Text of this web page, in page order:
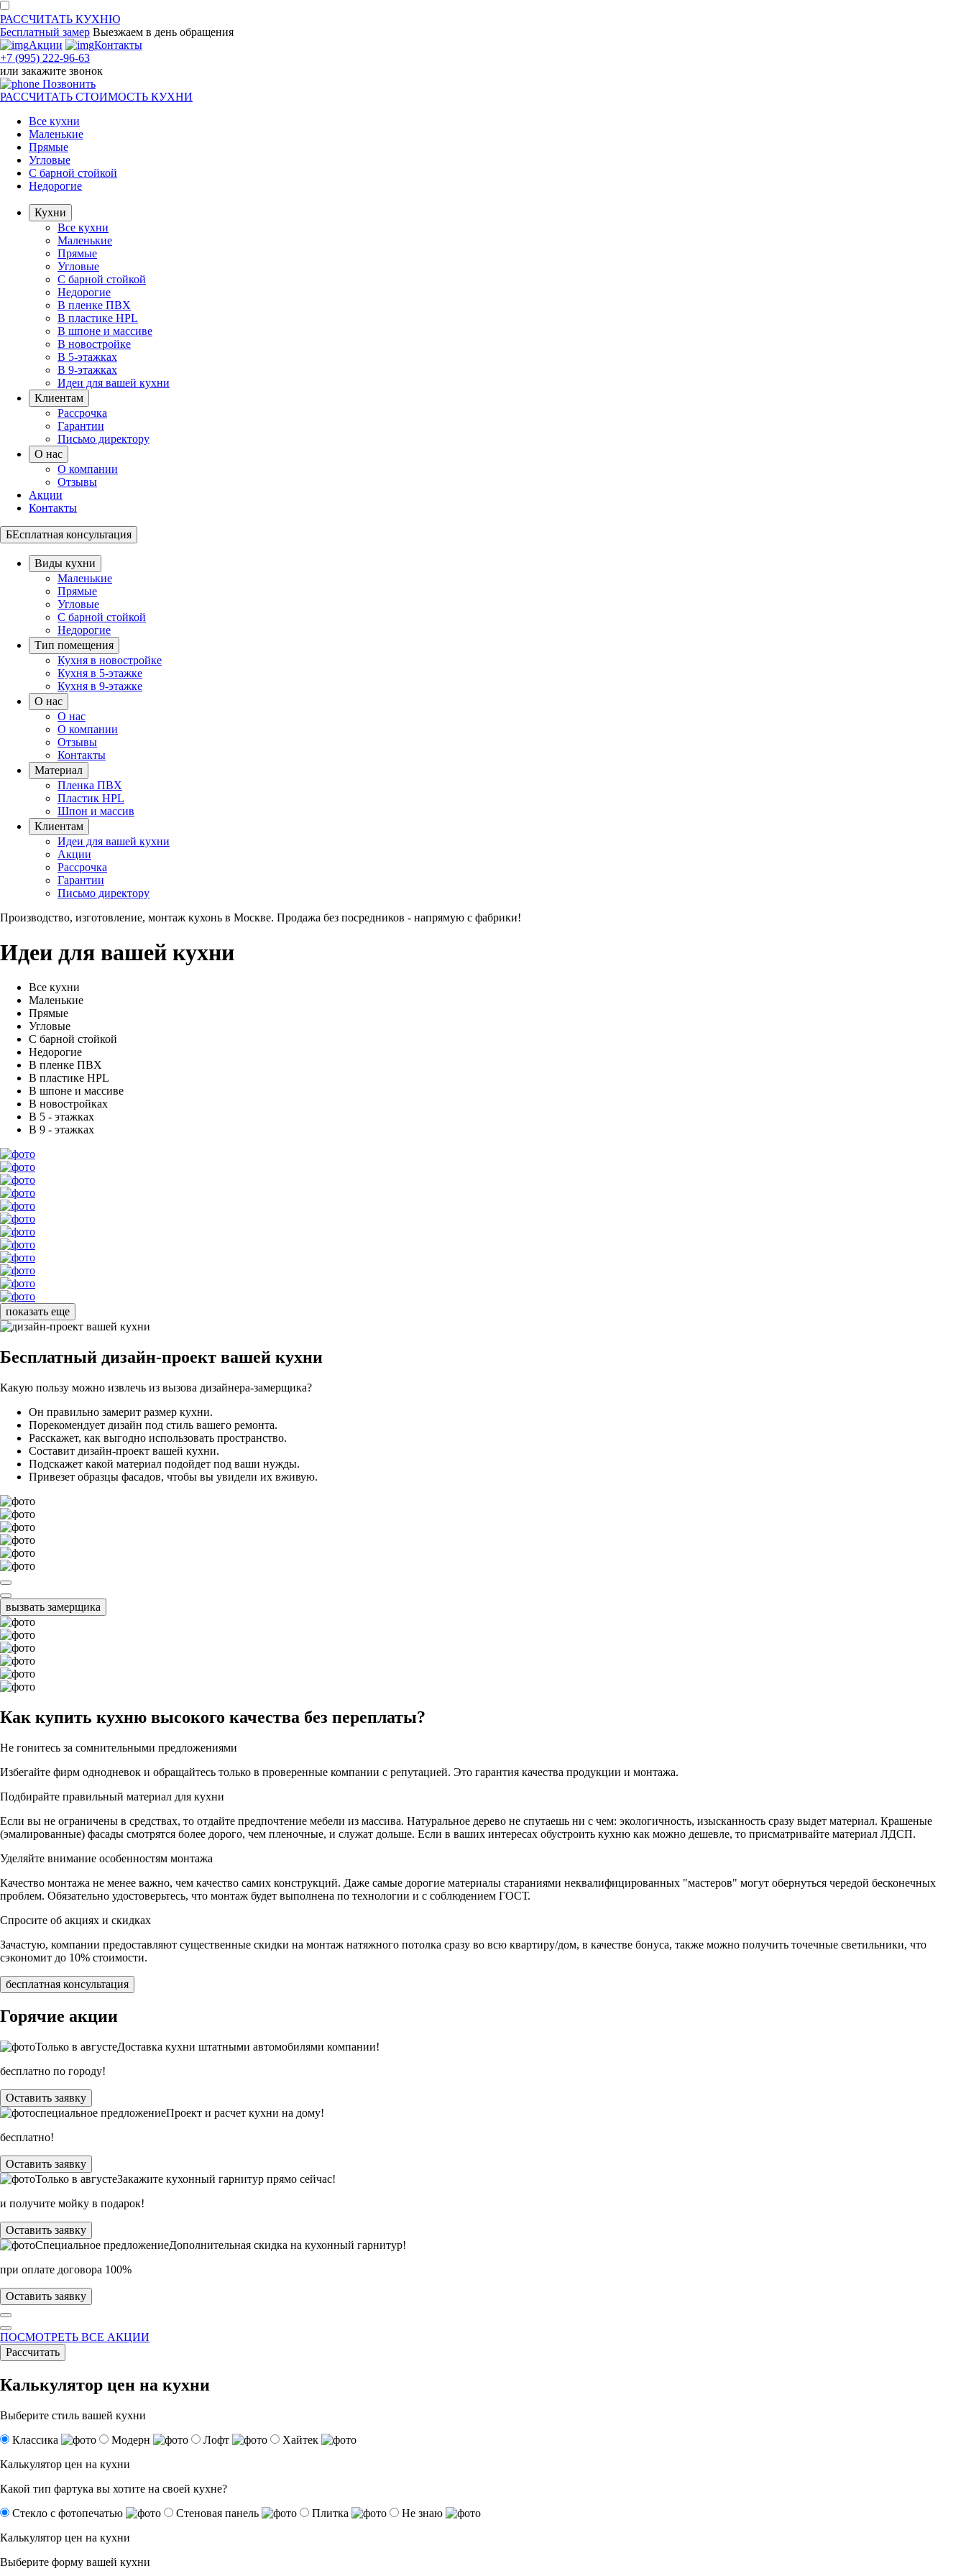
РАССЧИТАТЬ КУХНЮ
Бесплатный замер Выезжаем в день обращения
Акции
Контакты
+7 (995) 222-96-63
или закажите звонок
Позвонить
РАССЧИТАТЬ СТОИМОСТЬ КУХНИ
Все кухни
Маленькие
Прямые
Угловые
С барной стойкой
Недорогие
Кухни
Все кухни
Маленькие
Прямые
Угловые
С барной стойкой
Недорогие
В пленке ПВХ
В пластике HPL
В шпоне и массиве
В новостройке
В 5-этажках
В 9-этажках
Идеи для вашей кухни
Клиентам
Рассрочка
Гарантии
Письмо директору
О нас
О компании
Отзывы
Акции
Контакты
БЕсплатная консультация
Виды кухни
Маленькие
Прямые
Угловые
С барной стойкой
Недорогие
Тип помещения
Кухня в новостройке
Кухня в 5-этажке
Кухня в 9-этажке
О нас
О нас
О компании
Отзывы
Контакты
Материал
Пленка ПВХ
Пластик HPL
Шпон и массив
Клиентам
Идеи для вашей кухни
Акции
Рассрочка
Гарантии
Письмо директору
Производство, изготовление, монтаж кухонь в Москве. Продажа без посредников - напрямую с фабрики!
Идеи для вашей кухни
Все кухни
Маленькие
Прямые
Угловые
С барной стойкой
Недорогие
В пленке ПВХ
В пластике HPL
В шпоне и массиве
В новостройках
В 5 - этажках
В 9 - этажках
показать еще
Бесплатный дизайн-проект вашей кухни
Какую пользу можно извлечь из вызова дизайнера-замерщика?
Он правильно замерит размер кухни.
Порекомендует дизайн под стиль вашего ремонта.
Расскажет, как выгодно использовать пространство.
Составит дизайн-проект вашей кухни.
Подскажет какой материал подойдет под ваши нужды.
Привезет образцы фасадов, чтобы вы увидели их вживую.
вызвать замерщика
Как купить кухню высокого качества без переплаты?
Не гонитесь за сомнительными предложениями
Избегайте фирм однодневок и обращайтесь только в проверенные компании с репутацией. Это гарантия качества продукции и монтажа.
Подбирайте правильный материал для кухни
Если вы не ограничены в средствах, то отдайте предпочтение мебели из массива. Натуральное дерево не спутаешь ни с чем: экологичность, изысканность сразу выдет материал. Крашеные
(эмалированные) фасады смотрятся более дорого, чем пленочные, и служат дольше. Если в ваших интересах обустроить кухню как можно дешевле, то присматривайте материал ЛДСП.
Уделяйте внимание особенностям монтажа
Качество монтажа не менее важно, чем качество самих конструкций. Даже самые дорогие материалы стараниями неквалифицированных "мастеров" могут обернуться чередой бесконечных
проблем. Обязательно удостоверьтесь, что монтаж будет выполнена по технологии и с соблюдением ГОСТ.
Спросите об акциях и скидках
Зачастую, компании предоставляют существенные скидки на монтаж натяжного потолка сразу во всю квартиру/дом, в качестве бонуса, также можно получить точечные светильники, что
сэкономит до 10% стоимости.
бесплатная консультация
Горячие акции
Только в августеДоставка кухни штатными автомобилями компании!
бесплатно по городу!
Оставить заявку
специальное предложениеПроект и расчет кухни на дому!
бесплатно!
Оставить заявку
Только в августеЗакажите кухонный гарнитур прямо сейчас!
и получите мойку в подарок!
Оставить заявку
Специальное предложениеДополнительная скидка на кухонный гарнитур!
при оплате договора 100%
Оставить заявку
ПОСМОТРЕТЬ ВСЕ АКЦИИ
Рассчитать
Калькулятор цен на кухни
Выберите стиль вашей кухни
Классика
Модерн Лофт
Хайтек
Калькулятор цен на кухни
Какой тип фартука вы хотите на своей кухне?
Стекло с фотопечатью
Стеновая панель Плитка
Не знаю
Калькулятор цен на кухни
Выберите форму вашей кухни